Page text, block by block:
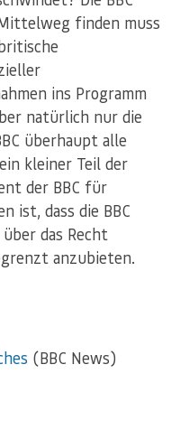
finden muss
ins Programm
natürlich nur die
überhaupt alle
kleiner Teil der
der BBC für
ist, dass die BBC
das Recht
anzubieten.
(BBC News)